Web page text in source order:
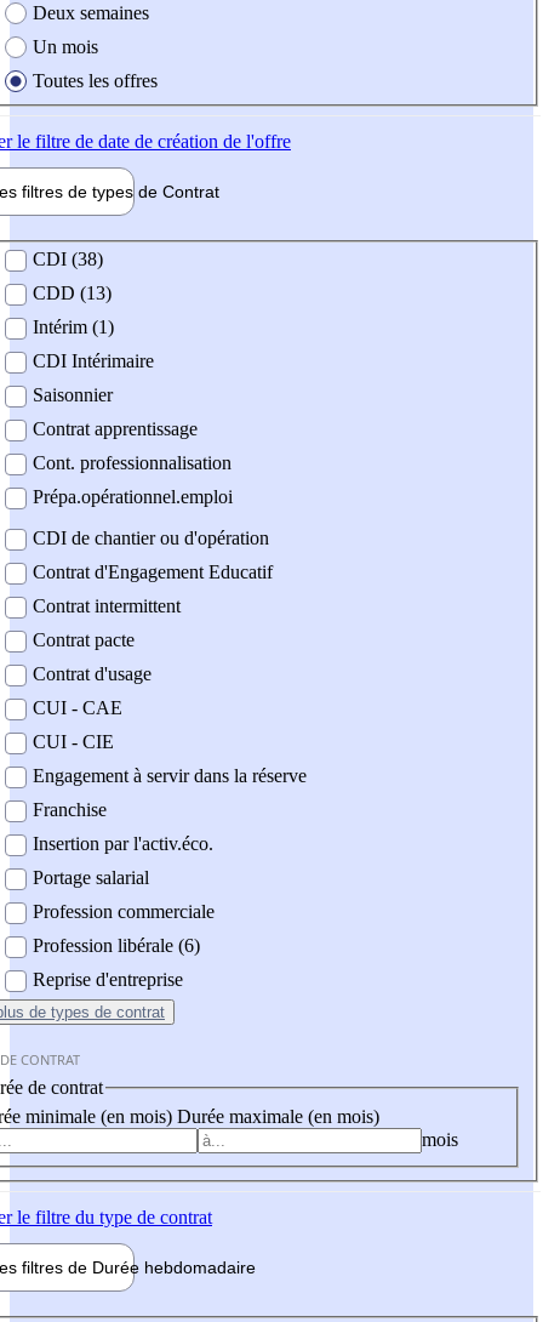
Deux semaines
Un mois
Toutes les offres
le filtre de date de création de l'offre
filtres de types de Contrat
contrat
CDI (38)
CDD (13)
Intérim (1)
CDI Intérimaire
Saisonnier
Contrat apprentissage
Cont. professionnalisation
Prépa.opérationnel.emploi
CDI de chantier ou d'opération
Contrat d'Engagement Educatif
Contrat intermittent
Contrat pacte
Contrat d'usage
CUI - CAE
CUI - CIE
Engagement à servir dans la réserve
Franchise
Insertion par l'activ.éco.
Portage salarial
Profession commerciale
Profession libérale (6)
Reprise d'entreprise
de types de contrat
CONTRAT
de contrat
minimale (en mois) Durée maximale (en mois)
mois
le filtre du type de contrat
filtres de Durée hebdomadaire